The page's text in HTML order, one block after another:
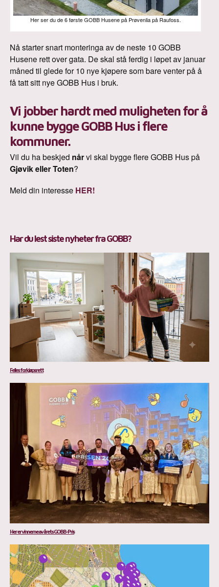
Her ser du de 6 første GOBB Husene på Prøvenlia på Raufoss.
Nå starter snart monteringa av de neste 10 GOBB
Husene rett over gata. De skal stå ferdig i løpet av januar
måned til glede for 10 nye kjøpere som bare venter på å
få tatt sitt nye GOBB Hus i bruk.
Vi jobber hardt med muligheten for å
kunne bygge GOBB Hus i flere
kommuner.
Vil du ha beskjed nårvi skal bygge flere GOBB Hus på
Gjøvik eller Toten?
Meld din interesse HER!
Har du lest siste nyheter fra GOBB?
Felles forkjøpsrett
Her er vinnerne av årets GOBB-Pris